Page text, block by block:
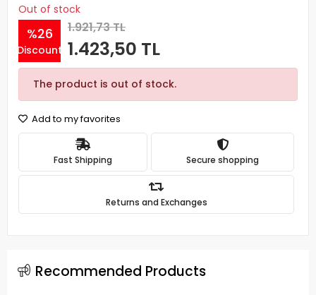
Out of stock
%26
Discount
1.921,73 TL
1.423,50 TL
The product is out of stock.
Add to my favorites
Fast Shipping Secure shopping
Returns and Exchanges
Recommended Products